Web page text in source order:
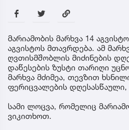
მარიამობის მარხვა 14
აგვისტოს მთავრდება. ამ
ღვთისმშობლის მიძინების
დაწესების ზუსტი თარიღი
მარხვა მძიმეა, თევზით
ფერიცვალების დღესასწაული,
სამი ლოცვა, რომელიც
ვიკითხოთ.